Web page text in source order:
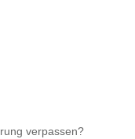
verpassen?